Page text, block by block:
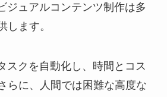
ジュアルコンテンツ制作は多
します。
スクを自動化し、時間とコス
らに、人間では困難な高度な